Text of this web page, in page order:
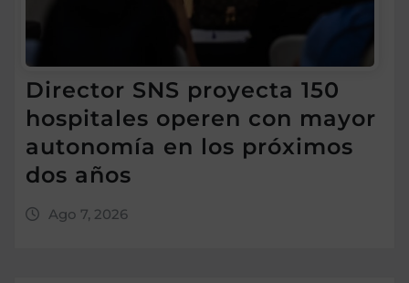
Director SNS proyecta 150
hospitales operen con mayor
autonomía en los próximos
dos años
Ago 7, 2026